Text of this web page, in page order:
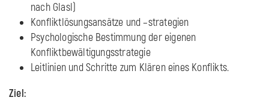
nach Glasl)
Konfliktlösungsansätze und –strategien
Psychologische Bestimmung der eigenen
Konfliktbewältigungsstrategie
Leitlinien und Schritte zum Klären eines Konflikts.
Ziel: